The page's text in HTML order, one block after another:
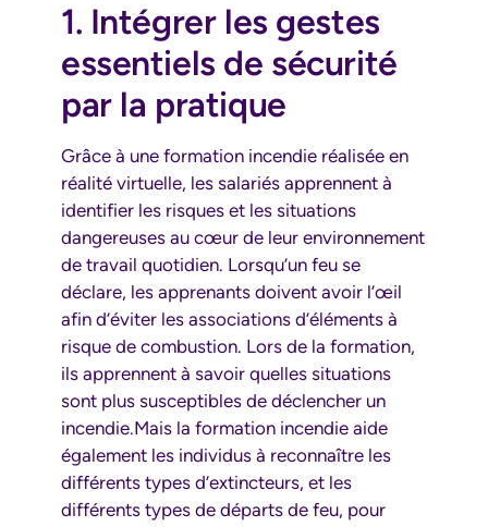
1. Intégrer les gestes
essentiels de sécurité
par la pratique
Grâce à une formation incendie réalisée en
réalité virtuelle, les salariés apprennent à
identifier les risques et les situations
dangereuses au cœur de leur environnement
de travail quotidien. Lorsqu’un feu se
déclare, les apprenants doivent avoir l’œil
afin d’éviter les associations d’éléments à
risque de combustion. Lors de la formation,
ils apprennent à savoir quelles situations
sont plus susceptibles de déclencher un
incendie.Mais la formation incendie aide
également les individus à reconnaître les
différents types d’extincteurs, et les
différents types de départs de feu, pour